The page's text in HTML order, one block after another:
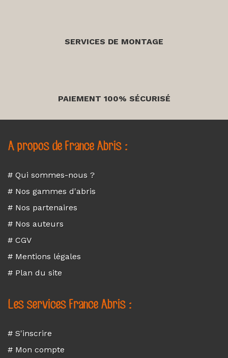
SERVICES DE MONTAGE
PAIEMENT 100% SÉCURISÉ
A propos de France Abris :
# Qui sommes-nous ?
# Nos gammes d'abris
# Nos partenaires
# Nos auteurs
# CGV
# Mentions légales
# Plan du site
Les services France Abris :
# S'inscrire
# Mon compte